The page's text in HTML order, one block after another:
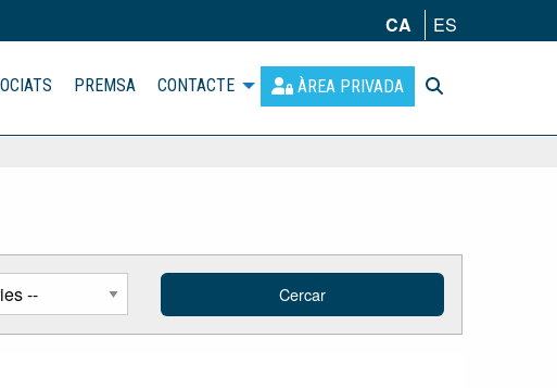
CA ES
PREMSA CONTACTE ÀREA PRIVADA